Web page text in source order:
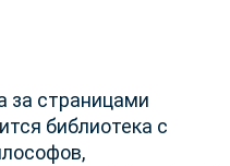
за страницами
библиотека с